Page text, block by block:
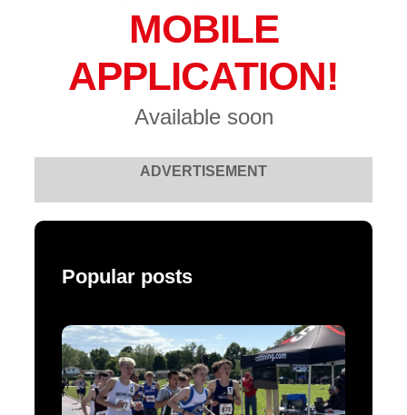
MOBILE
APPLICATION!
Available soon
ADVERTISEMENT
Popular posts